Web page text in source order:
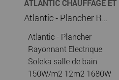
ATLANTIC CHAUFFAGE ET
Atlantic - Plancher Rayonnant Electrique Soleka salle de bain 150W/m2 12m2 1680W (120288)
Atlantic - Plancher
Rayonnant Electrique
Soleka salle de bain
150W/m2 12m2 1680W